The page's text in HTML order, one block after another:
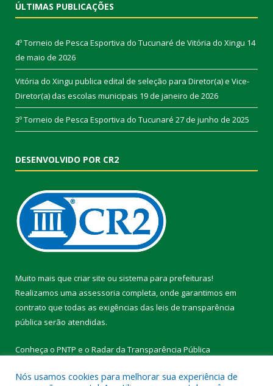
ÚLTIMAS PUBLICAÇÕES
4º Torneio de Pesca Esportiva do Tucunaré de Vitória do Xingu 14
de maio de 2026
Vitória do Xingu publica edital de seleção para Diretor(a) e Vice-
Diretor(a) das escolas municipais 19 de janeiro de 2026
3º Torneio de Pesca Esportiva do Tucunaré 27 de junho de 2025
DESENVOLVIDO POR CR2
Muito mais que criar site ou sistema para prefeituras!
Realizamos uma assessoria completa, onde garantimos em
contrato que todas as exigências das leis de transparência
pública serão atendidas.
Conheça o PNTP e o Radar da Transparência Pública
Nós usamos cookies para melhorar sua experiência de